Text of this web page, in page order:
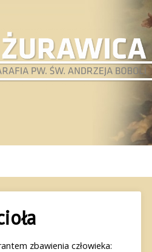
zbawienia człowieka: